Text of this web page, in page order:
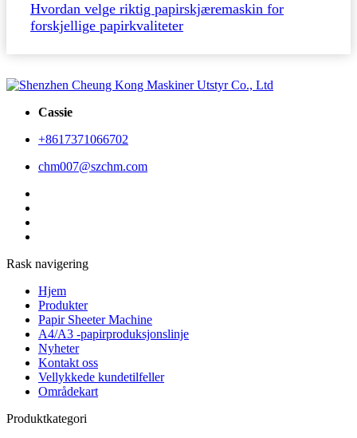
Hvordan velge riktig papirskjæremaskin for
forskjellige papirkvaliteter
Cassie
+8617371066702
chm007@szchm.com
Rask navigering
Hjem
Produkter
Papir Sheeter Machine
A4/A3 -papirproduksjonslinje
Nyheter
Kontakt oss
Vellykkede kundetilfeller
Områdekart
Produktkategori